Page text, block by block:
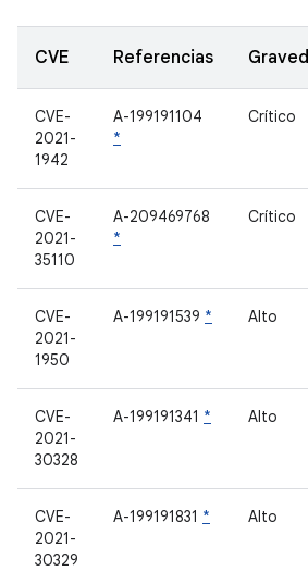
CVE Referencias
CVE-
2021-
1942
A-199191104
*
Crítico
CVE-
2021-
35110
A-209469768
*
Crítico
CVE-
2021-
1950
A-199191539 * Alto
CVE-
2021-
30328
A-199191341 * Alto
CVE-
2021-
30329
A-199191831 * Alto